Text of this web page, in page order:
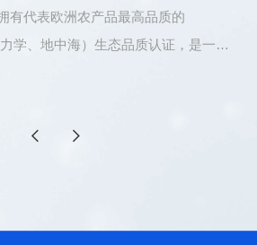
有代表欧洲农产品最高品质的
学、地中海）生态品质认证，是一款